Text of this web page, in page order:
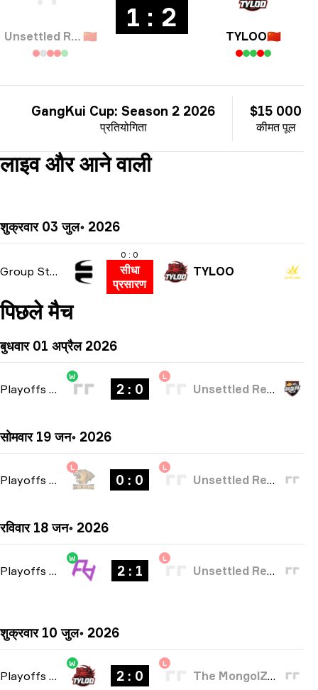
Unsettled Resentment 🇨🇳
1 : 2
TYLOO🇨🇳
प्रतियोगिता
GangKui Cup: Season 2 2026
कीमत पूल
$15 000
लाइव और आने वाली
शुक्रवार 03 जुल॰ 2026
Group Stage
0 : 0
सीधा
प्रसारण
TYLOO
पिछले मैच
बुधवार 01 अप्रैल 2026
Playoffs bo3
W
2 : 0
L
Unsettled Resentment
सोमवार 19 जन॰ 2026
Playoffs bo3
L
0 : 0
L
Unsettled Resentment
रविवार 18 जन॰ 2026
Playoffs bo3
W
2 : 1
L
Unsettled Resentment
शुक्रवार 10 जुल॰ 2026
Playoffs bo3
W
2 : 0
L
The MongolZ Academy